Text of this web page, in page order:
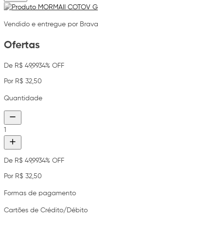
Vendido e entregue por Brava
Ofertas
De R$ 49,9934% OFF
Por R$ 32,50
Quantidade
1
De R$ 49,9934% OFF
Por R$ 32,50
Formas de pagamento
Cartões de Crédito/Débito